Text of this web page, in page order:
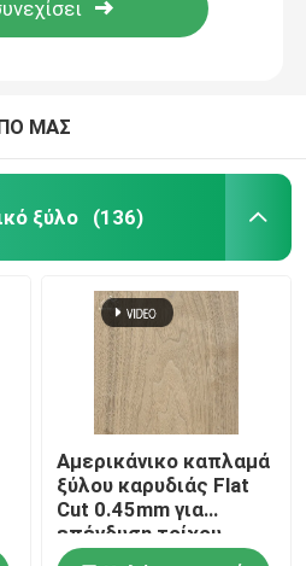
ΜΑΣ
ξύλο (136)
Αμερικάνικο καπλαμά
ξύλου καρυδιάς Flat
Cut 0.45mm για
επένδυση τοίχου